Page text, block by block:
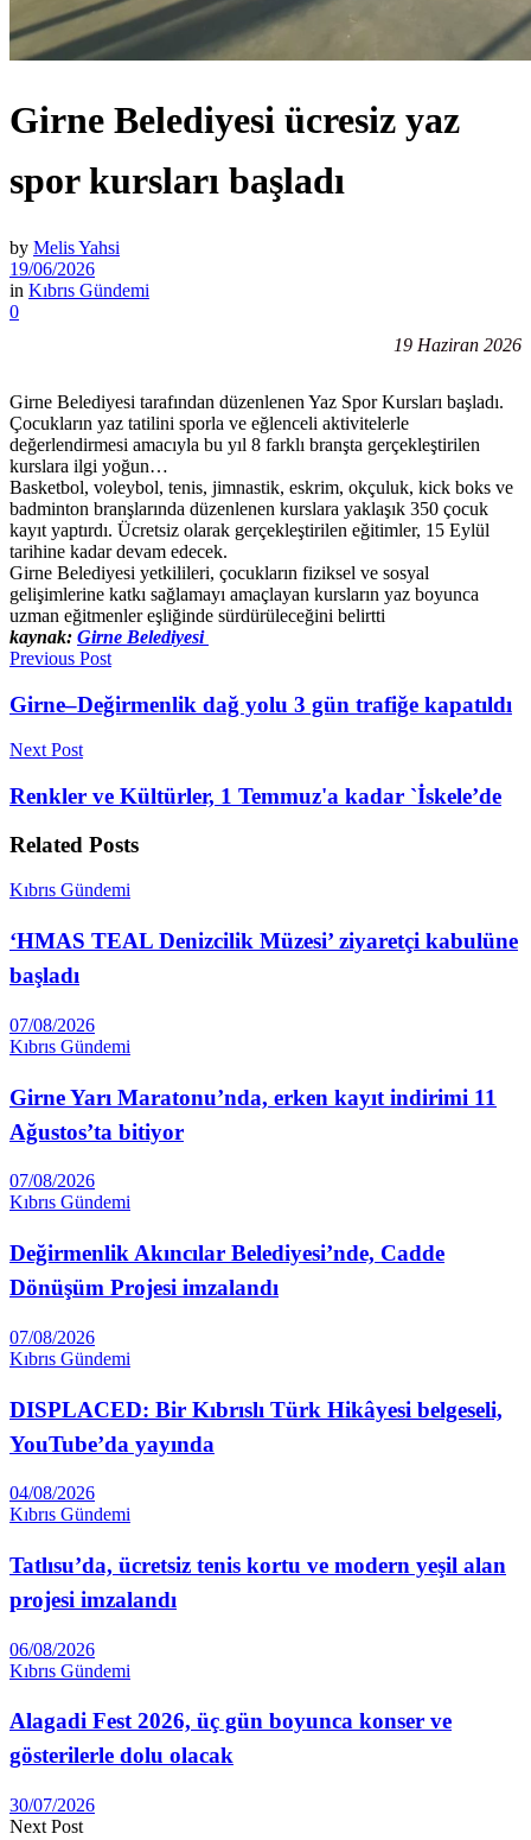
Girne Belediyesi ücresiz yaz
spor kursları başladı
by Melis Yahsi
19/06/2026
in Kıbrıs Gündemi
0
19 Haziran 2026
Girne Belediyesi tarafından düzenlenen Yaz Spor Kursları başladı.
Çocukların yaz tatilini sporla ve eğlenceli aktivitelerle
değerlendirmesi amacıyla bu yıl 8 farklı branşta gerçekleştirilen
kurslara ilgi yoğun…
Basketbol, voleybol, tenis, jimnastik, eskrim, okçuluk, kick boks ve
badminton branşlarında düzenlenen kurslara yaklaşık 350 çocuk
kayıt yaptırdı. Ücretsiz olarak gerçekleştirilen eğitimler, 15 Eylül
tarihine kadar devam edecek.
Girne Belediyesi yetkilileri, çocukların fiziksel ve sosyal
gelişimlerine katkı sağlamayı amaçlayan kursların yaz boyunca
uzman eğitmenler eşliğinde sürdürüleceğini belirtti
kaynak: Girne Belediyesi
Previous Post
Girne–Değirmenlik dağ yolu 3 gün trafiğe kapatıldı
Next Post
Renkler ve Kültürler, 1 Temmuz'a kadar `İskele’de
Related Posts
Kıbrıs Gündemi
‘HMAS TEAL Denizcilik Müzesi’ ziyaretçi kabulüne
başladı
07/08/2026
Kıbrıs Gündemi
Girne Yarı Maratonu’nda, erken kayıt indirimi 11
Ağustos’ta bitiyor
07/08/2026
Kıbrıs Gündemi
Değirmenlik Akıncılar Belediyesi’nde, Cadde
Dönüşüm Projesi imzalandı
07/08/2026
Kıbrıs Gündemi
DISPLACED: Bir Kıbrıslı Türk Hikâyesi belgeseli,
YouTube’da yayında
04/08/2026
Kıbrıs Gündemi
Tatlısu’da, ücretsiz tenis kortu ve modern yeşil alan
projesi imzalandı
06/08/2026
Kıbrıs Gündemi
Alagadi Fest 2026, üç gün boyunca konser ve
gösterilerle dolu olacak
30/07/2026
Next Post